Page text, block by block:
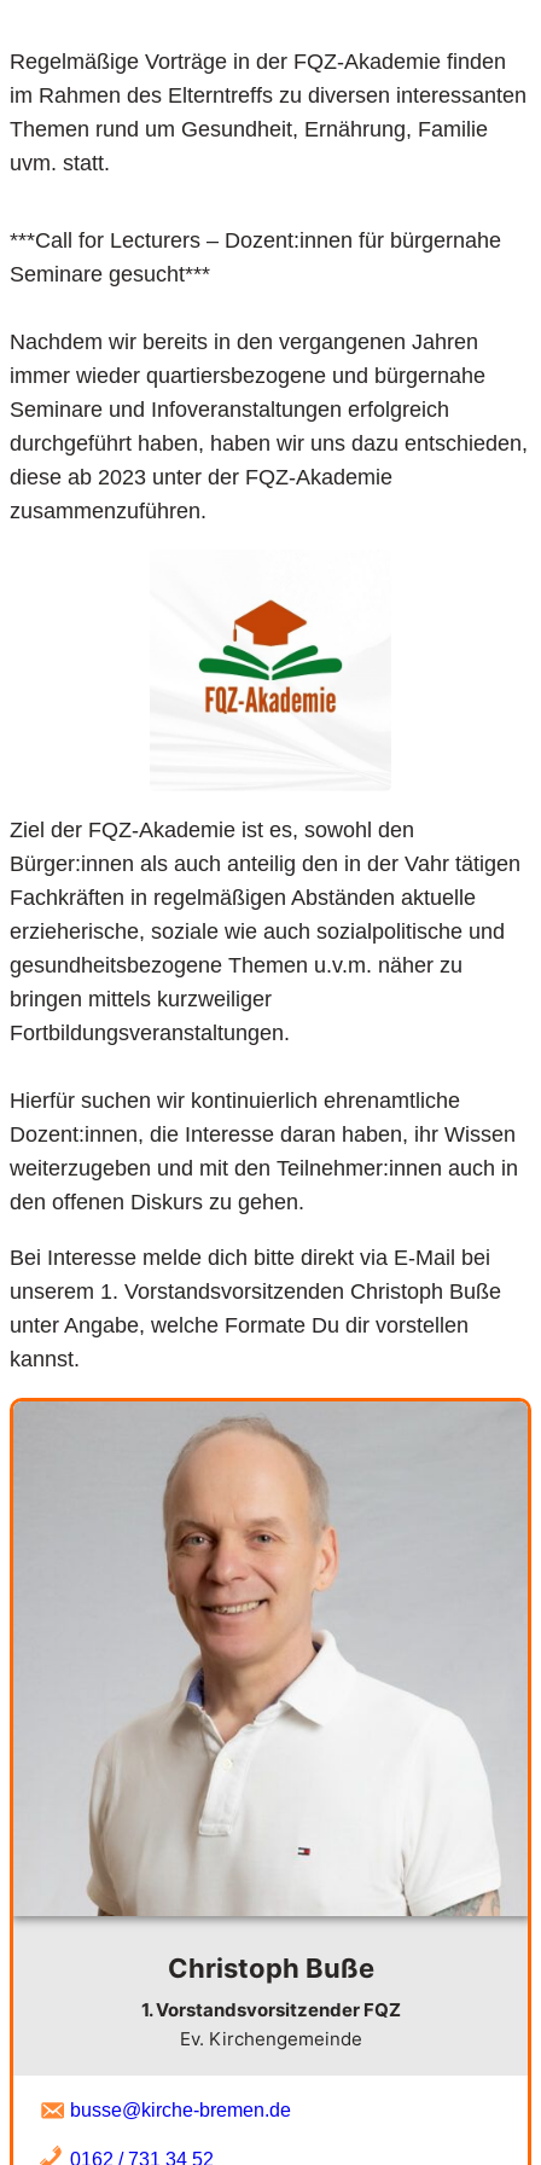
Regelmäßige Vorträge in der FQZ-Akademie finden
im Rahmen des Elterntreffs zu diversen interessanten
Themen rund um Gesundheit, Ernährung, Familie
uvm. statt.
***Call for Lecturers – Dozent:innen für bürgernahe
Seminare gesucht***
Nachdem wir bereits in den vergangenen Jahren
immer wieder quartiersbezogene und bürgernahe
Seminare und Infoveranstaltungen erfolgreich
durchgeführt haben, haben wir uns dazu entschieden,
diese ab 2023 unter der FQZ-Akademie
zusammenzuführen.
Ziel der FQZ-Akademie ist es, sowohl den
Bürger:innen als auch anteilig den in der Vahr tätigen
Fachkräften in regelmäßigen Abständen aktuelle
erzieherische, soziale wie auch sozialpolitische und
gesundheitsbezogene Themen u.v.m. näher zu
bringen mittels kurzweiliger
Fortbildungsveranstaltungen.
Hierfür suchen wir kontinuierlich ehrenamtliche
Dozent:innen, die Interesse daran haben, ihr Wissen
weiterzugeben und mit den Teilnehmer:innen auch in
den offenen Diskurs zu gehen.
Bei Interesse melde dich bitte direkt via E-Mail bei
unserem 1. Vorstandsvorsitzenden Christoph Buße
unter Angabe, welche Formate Du dir vorstellen
kannst.
Christoph Buße
1. Vorstandsvorsitzender FQZ
Ev. Kirchengemeinde
busse@kirche-bremen.de
0162 / 731 34 52